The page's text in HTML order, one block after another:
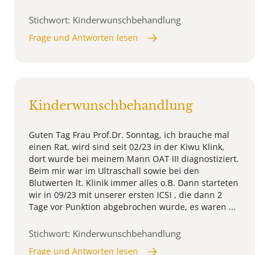
Stichwort: Kinderwunschbehandlung
Frage und Antworten lesen
Kinderwunschbehandlung
Guten Tag Frau Prof.Dr. Sonntag, ich brauche mal
einen Rat, wird sind seit 02/23 in der Kiwu Klink,
dort wurde bei meinem Mann OAT III diagnostiziert.
Beim mir war im Ultraschall sowie bei den
Blutwerten lt. Klinik immer alles o.B. Dann starteten
wir in 09/23 mit unserer ersten ICSI , die dann 2
Tage vor Punktion abgebrochen wurde, es waren ...
Stichwort: Kinderwunschbehandlung
Frage und Antworten lesen